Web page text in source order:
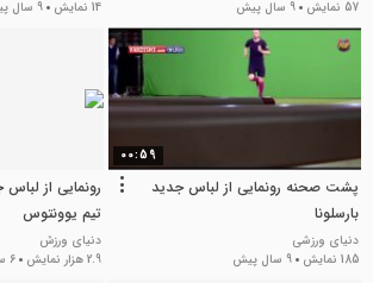
57 نمایش
9 سال پیش
14 نمایش
9 سال پیش
00:59
پشت صحنه رونمایی از لباس جدید
بارسلونا
دنیای ورزشی
185 نمایش
9 سال پیش
تیم یوونتوس
دنیای ورزش
2.9 هزار نمایش
6 سال پیش